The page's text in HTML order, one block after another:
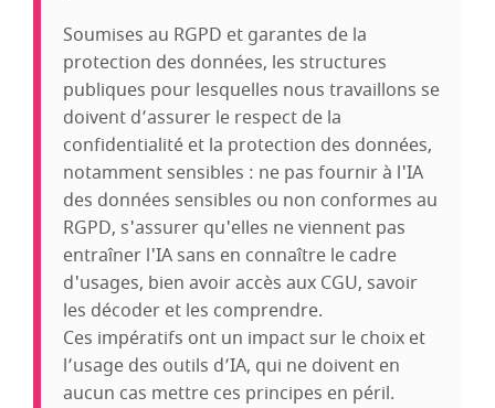
Soumises au RGPD et garantes de la
protection des données, les structures
publiques pour lesquelles nous travaillons se
doivent d’assurer le respect de la
confidentialité et la protection des données,
notamment sensibles : ne pas fournir à l'IA
des données sensibles ou non conformes au
RGPD, s'assurer qu'elles ne viennent pas
entraîner l'IA sans en connaître le cadre
d'usages, bien avoir accès aux CGU, savoir
les décoder et les comprendre.
Ces impératifs ont un impact sur le choix et
l’usage des outils d’IA, qui ne doivent en
aucun cas mettre ces principes en péril.